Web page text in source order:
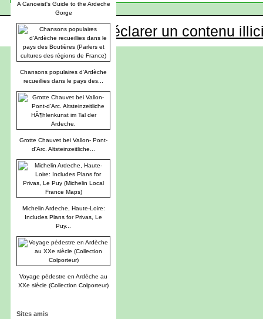
A Canoeist's Guide to the Ardeche
Gorge
Chansons populaires d'Ardèche
recueillies dans le pays des...
Grotte Chauvet bei Vallon- Pont-
d'Arc. Altsteinzeitliche...
Michelin Ardeche, Haute-Loire:
Includes Plans for Privas, Le
Puy...
Voyage pédestre en Ardèche au
XXe siècle (Collection Colporteur)
Sites amis
Déclarer un contenu